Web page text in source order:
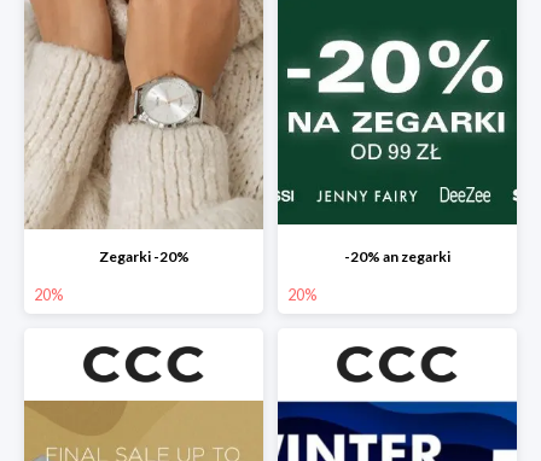
Zegarki -20%
20%
-20% an zegarki
20%